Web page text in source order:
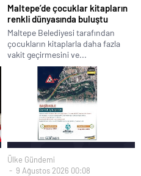
Maltepe’de çocuklar kitapların
renkli dünyasında buluştu
Maltepe Belediyesi tarafından
çocukların kitaplarla daha fazla
vakit geçirmesini ve...
Ülke Gündemi
9 Ağustos 2026 00:08